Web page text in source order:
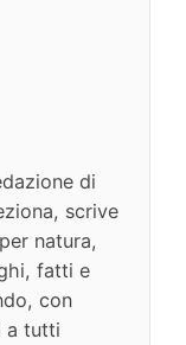
di
scrive
natura,
fatti e
con
a tutti